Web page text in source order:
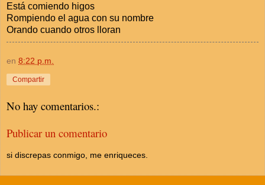
Está comiendo higos
Rompiendo el agua con su nombre
Orando cuando otros lloran
en 8:22 p.m.
Compartir
No hay comentarios.:
Publicar un comentario
si discrepas conmigo, me enriqueces.